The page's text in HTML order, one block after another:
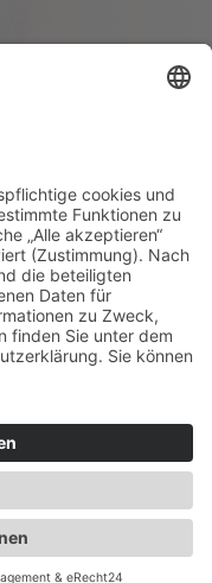
darin
Ihre
bleiben Sie